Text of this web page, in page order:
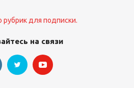
рубрик для подписки.
на связи